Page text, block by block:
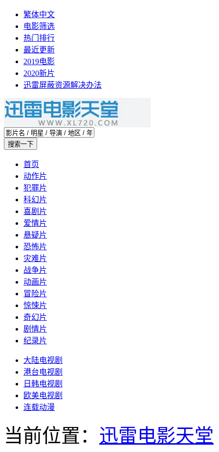
繁体中文
电影筛选
热门排行
最近更新
2019电影
2020新片
迅雷屏蔽资源解决办法
首页
动作片
犯罪片
科幻片
喜剧片
爱情片
悬疑片
恐怖片
灾难片
战争片
动画片
冒险片
惊悚片
奇幻片
剧情片
纪录片
大陆电视剧
港台电视剧
日韩电视剧
欧美电视剧
连载动漫
当前位置： 迅雷电影天堂